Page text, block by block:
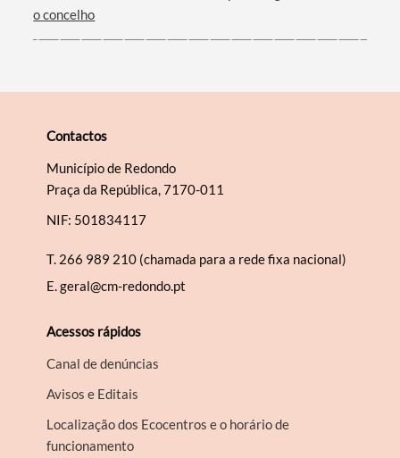
o concelho
Contactos
Município de Redondo
Praça da República, 7170-011
NIF: 501834117
T. 266 989 210 (chamada para a rede fixa nacional)
E.geral@cm-redondo.pt
Acessos rápidos
Canal de denúncias
Avisos e Editais
Localização dos Ecocentros e o horário de
funcionamento